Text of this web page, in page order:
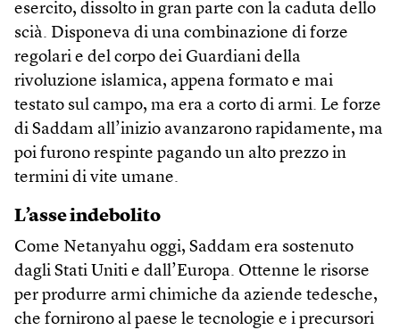
esercito, dissolto in gran parte con la caduta dello
scià. Disponeva di una combinazione di forze
regolari e del corpo dei Guardiani della
rivoluzione islamica, appena formato e mai
testato sul campo, ma era a corto di armi. Le forze
di Saddam all’inizio avanzarono rapidamente, ma
poi furono respinte pagando un alto prezzo in
termini di vite umane.
L’asse indebolito
Come Netanyahu oggi, Saddam era sostenuto
dagli Stati Uniti e dall’Europa. Ottenne le risorse
per produrre armi chimiche da aziende tedesche,
che fornirono al paese le tecnologie e i precursori